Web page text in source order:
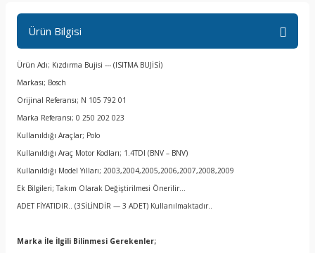
Ürün Bilgisi
Ürün Adı; Kızdırma Bujisi --- (ISITMA BUJİSİ)
Markası; Bosch
Orijinal Referansı; N 105 792 01
Marka Referansı; 0 250 202 023
Kullanıldığı Araçlar; Polo
Kullanıldığı Araç Motor Kodları; 1.4TDI (BNV – BNV)
Kullanıldığı Model Yılları; 2003,2004,2005,2006,2007,2008,2009
Ek Bilgileri; Takım Olarak Değiştirilmesi Önerilir…
ADET FİYATIDIR.. (3SİLİNDİR — 3 ADET) Kullanılmaktadır..
Marka İle İlgili Bilinmesi Gerekenler;